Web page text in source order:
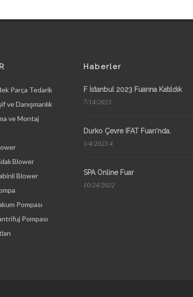
Parça Tedarik
ve Danışmanlık
ve Montaj
Blower
Blower
Pompası
Pompası
Haberler
F İstanbul 2023 Fuarına Katıldık
7/14/2023
Durko Çevre IFAT Fuarı'nda.
1/4/2023 4
SPA Online Fuar
10/24/2022